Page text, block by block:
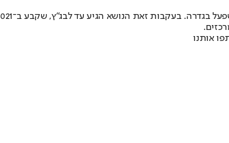
אותנו